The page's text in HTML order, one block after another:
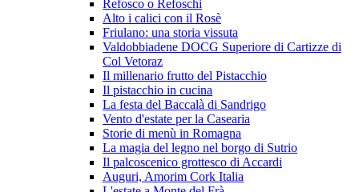
Refosco o Refoschi
Alto i calici con il Rosè
Friulano: una storia vissuta
Valdobbiadene DOCG Superiore di Cartizze di
Col Vetoraz
Il millenario frutto del Pistacchio
Il pistacchio in cucina
La festa del Baccalà di Sandrigo
Vento d'estate per la Casearia
Storie di menù in Romagna
La magia del legno nel borgo di Sutrio
Il palcoscenico grottesco di Accardi
Auguri, Amorim Cork Italia